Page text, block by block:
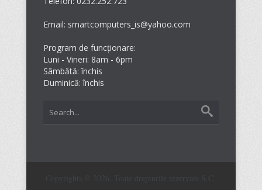
Email: smartcomputers_is@yahoo.com
Program de funcționare:
Luni - Vineri: 8am - 6pm
Sâmbătă: închis
Duminică: închis
Copyrights © 2026. Toate drepturile rezervate S.C.